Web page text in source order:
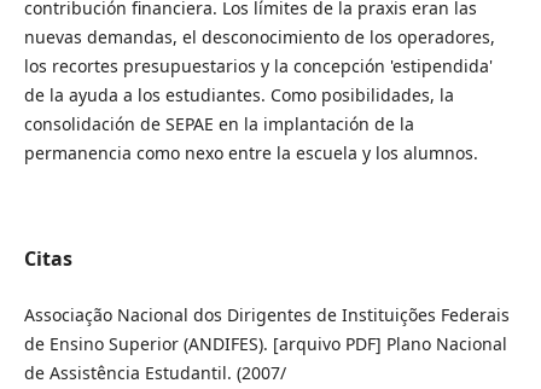
contribución financiera. Los límites de la praxis eran las
nuevas demandas, el desconocimiento de los operadores,
los recortes presupuestarios y la concepción 'estipendida'
de la ayuda a los estudiantes. Como posibilidades, la
consolidación de SEPAE en la implantación de la
permanencia como nexo entre la escuela y los alumnos.
Citas
Associação Nacional dos Dirigentes de Instituições Federais
de Ensino Superior (ANDIFES). [arquivo PDF] Plano Nacional
de Assistência Estudantil. (2007/